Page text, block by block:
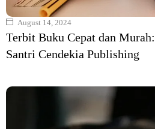
August 14, 2024
Terbit Buku Cepat dan
Santri Cendekia Publishing